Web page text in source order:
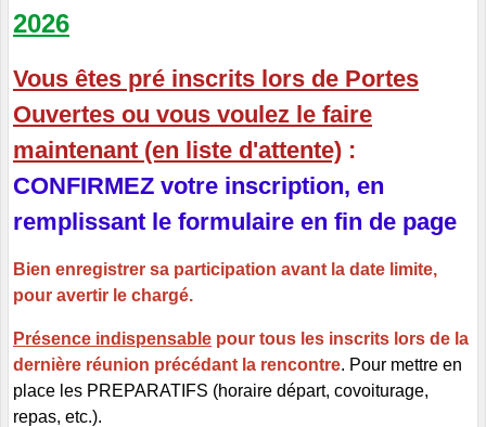
2026
Vous êtes pré inscrits lors de Portes
Ouvertes ou vous voulez le faire
maintenant (en liste d'attente) :
CONFIRMEZ votre inscription, en
remplissant le formulaire en fin de page
Bien enregistrer sa participation avant la date limite,
pour avertir le chargé.
Présence indispensable pour tous les inscrits lors de la
dernière réunion précédant la rencontre. Pour mettre en
place les PREPARATIFS (horaire départ, covoiturage,
repas, etc.).